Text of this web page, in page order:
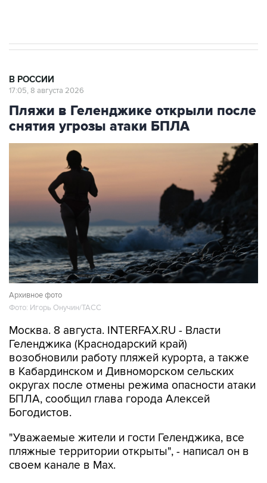
В РОССИИ
17:05, 8 августа 2026
Пляжи в Геленджике открыли после
снятия угрозы атаки БПЛА
Архивное фото
Фото: Игорь Онучин/ТАСС
Москва. 8 августа. INTERFAX.RU - Власти
Геленджика (Краснодарский край)
возобновили работу пляжей курорта, а также
в Кабардинском и Дивноморском сельских
округах после отмены режима опасности атаки
БПЛА, сообщил глава города Алексей
Богодистов.
"Уважаемые жители и гости Геленджика, все
пляжные территории открыты", - написал он в
своем канале в Max.